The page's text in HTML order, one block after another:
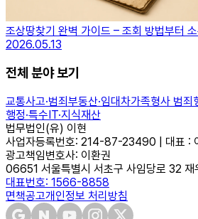
조상땅찾기 완벽 가이드 – 조회 방법부터
2026.05.13
전체 분야 보기
교통사고·범죄 부동산·임대차가족형사 범죄
행정·특수IT·지식재산
법무법인(유) 이현
사업자등록번호: 214-87-23490 | 대표 :
광고책임변호사: 이환권
06651 서울특별시 서초구 사임당로 32 재
대표번호: 1566-8858
면책공고개인정보 처리방침